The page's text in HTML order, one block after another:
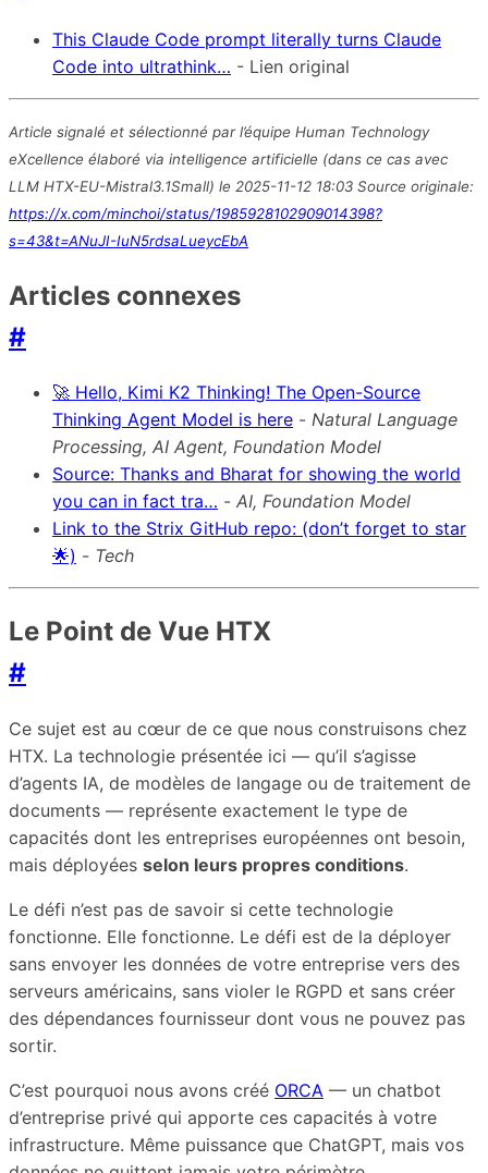
This Claude Code prompt literally turns Claude
Code into ultrathink… - Lien original
Article signalé et sélectionné par l’équipe Human Technology
eXcellence élaboré via intelligence artificielle (dans ce cas avec
LLM HTX-EU-Mistral3.1Small) le 2025-11-12 18:03 Source originale:
https://x.com/minchoi/status/1985928102909014398?
s=43&t=ANuJI-IuN5rdsaLueycEbA
Articles connexes
#
🚀 Hello, Kimi K2 Thinking! The Open-Source
Thinking Agent Model is here - Natural Language
Processing, AI Agent, Foundation Model
Source: Thanks and Bharat for showing the world
you can in fact tra… - AI, Foundation Model
Link to the Strix GitHub repo: (don’t forget to star
🌟) - Tech
Le Point de Vue HTX
#
Ce sujet est au cœur de ce que nous construisons chez
HTX. La technologie présentée ici — qu’il s’agisse
d’agents IA, de modèles de langage ou de traitement de
documents — représente exactement le type de
capacités dont les entreprises européennes ont besoin,
mais déployées selon leurs propres conditions.
Le défi n’est pas de savoir si cette technologie
fonctionne. Elle fonctionne. Le défi est de la déployer
sans envoyer les données de votre entreprise vers des
serveurs américains, sans violer le RGPD et sans créer
des dépendances fournisseur dont vous ne pouvez pas
sortir.
C’est pourquoi nous avons créé ORCA — un chatbot
d’entreprise privé qui apporte ces capacités à votre
infrastructure. Même puissance que ChatGPT, mais vos